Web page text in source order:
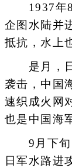
1937年8
企图水陆并
抵抗，水上
是月，日
袭击，中国
速织成火网
也是中国海
9月下旬
日军水路进